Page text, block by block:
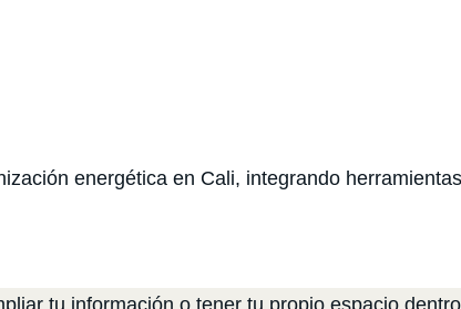
energética en Cali, integrando
tu información o tener tu propio espacio